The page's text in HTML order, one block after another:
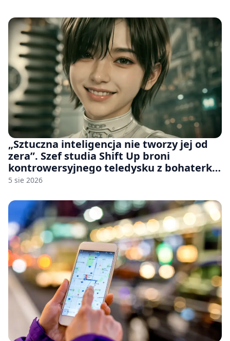
„Sztuczna inteligencja nie tworzy jej od
zera”. Szef studia Shift Up broni
kontrowersyjnego teledysku z bohaterką
Stellar Blade: Blood Rain
5 sie 2026